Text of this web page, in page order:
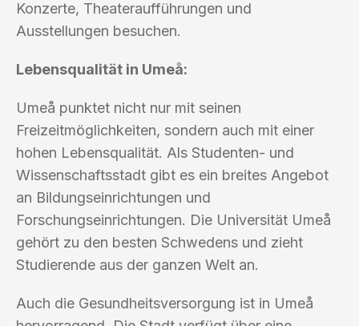
Konzerte, Theateraufführungen und
Ausstellungen besuchen.
Lebensqualität in Umeå:
Umeå punktet nicht nur mit seinen
Freizeitmöglichkeiten, sondern auch mit einer
hohen Lebensqualität. Als Studenten- und
Wissenschaftsstadt gibt es ein breites Angebot
an Bildungseinrichtungen und
Forschungseinrichtungen. Die Universität Umeå
gehört zu den besten Schwedens und zieht
Studierende aus der ganzen Welt an.
Auch die Gesundheitsversorgung ist in Umeå